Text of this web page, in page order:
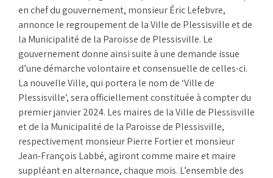
en chef du gouvernement, monsieur Éric Lefebvre,
annonce le regroupement de la Ville de Plessisville et de
la Municipalité de la Paroisse de Plessisville. Le
gouvernement donne ainsi suite à une demande issue
d’une démarche volontaire et consensuelle de celles-ci.
La nouvelle Ville, qui portera le nom de ‘Ville de
Plessisville’, sera officiellement constituée à compter du
premier janvier 2024. Les maires de la Ville de Plessisville
et de la Municipalité de la Paroisse de Plessisville,
respectivement monsieur Pierre Fortier et monsieur
Jean-François Labbé, agiront comme maire et maire
suppléant en alternance, chaque mois. L’ensemble des